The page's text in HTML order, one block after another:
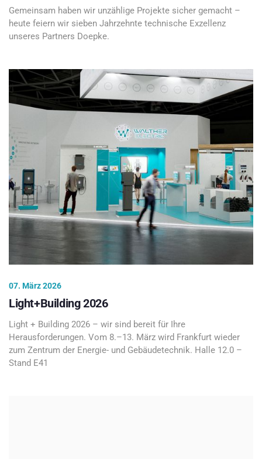
Gemeinsam haben wir unzählige Projekte sicher gemacht –
heute feiern wir sieben Jahrzehnte technische Exzellenz
unseres Partners Doepke.
07. März 2026
Light+Building 2026
Light + Building 2026 – wir sind bereit für Ihre
Herausforderungen. Vom 8.–13. März wird Frankfurt wieder
zum Zentrum der Energie- und Gebäudetechnik. Halle 12.0 –
Stand E41